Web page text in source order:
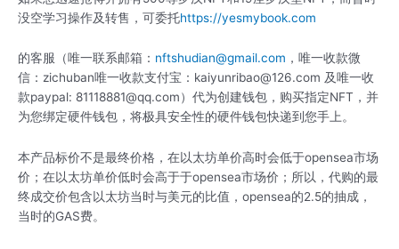
没空学习操作及转售，可委托https://yesmybook.com
的客服（唯一联系邮箱： nftshudian@gmail.com ，唯一收款微
信：zichuban唯一收款支付宝：kaiyunribao@126.com 及唯一收
款paypal: 81118881@qq.com）代为创建钱包，购买指定NFT，并
为您绑定硬件钱包，将极具安全性的硬件钱包快递到您手上。
本产品标价不是最终价格，在以太坊单价高时会低于opensea市场
价；在以太坊单价低时会高于于opensea市场价；所以，代购的最
终成交价包含以太坊当时与美元的比值，opensea的2.5的抽成，
当时的GAS费。
尊
代
购
数
量